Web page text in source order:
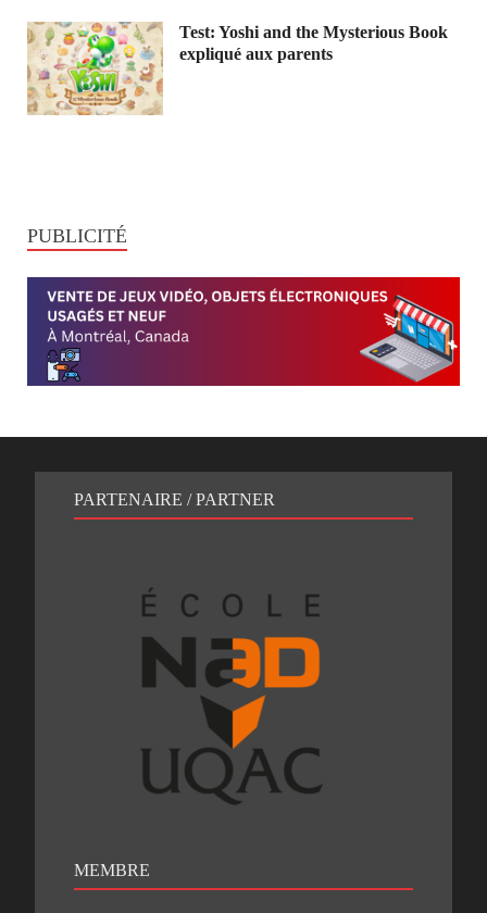
Test: Yoshi and the Mysterious Book
expliqué aux parents
PUBLICITÉ
PARTENAIRE / PARTNER
MEMBRE